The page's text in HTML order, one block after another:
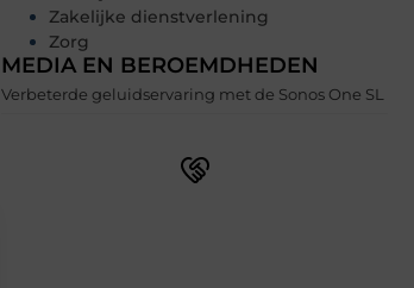
Zakelijke dienstverlening
Zorg
MEDIA EN BEROEMDHEDEN
Verbeterde geluidservaring met de Sonos One SL